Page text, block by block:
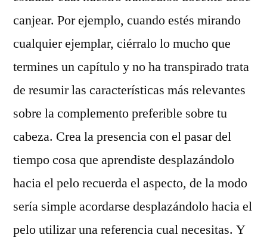
canjear. Por ejemplo, cuando estés mirando
cualquier ejemplar, ciérralo lo mucho que
termines un capítulo y no ha transpirado trata
de resumir las características más relevantes
sobre la complemento preferible sobre tu
cabeza. Crea la presencia con el pasar del
tiempo cosa que aprendiste desplazándolo
hacia el pelo recuerda el aspecto, de la modo
sería simple acordarse desplazándolo hacia el
pelo utilizar una referencia cual necesitas. Y